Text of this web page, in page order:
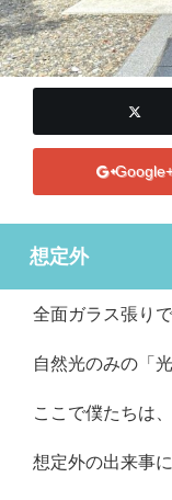
想定外
全面ガラス張りで
自然光のみの「光
ここで僕たちは、
想定外の出来事